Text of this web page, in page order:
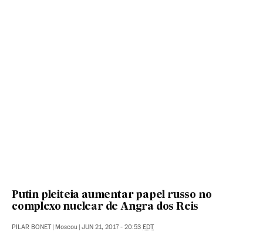
Putin pleiteia aumentar papel russo no
complexo nuclear de Angra dos Reis
PILAR BONET | Moscou | JUN 21, 2017 - 20:53 EDT